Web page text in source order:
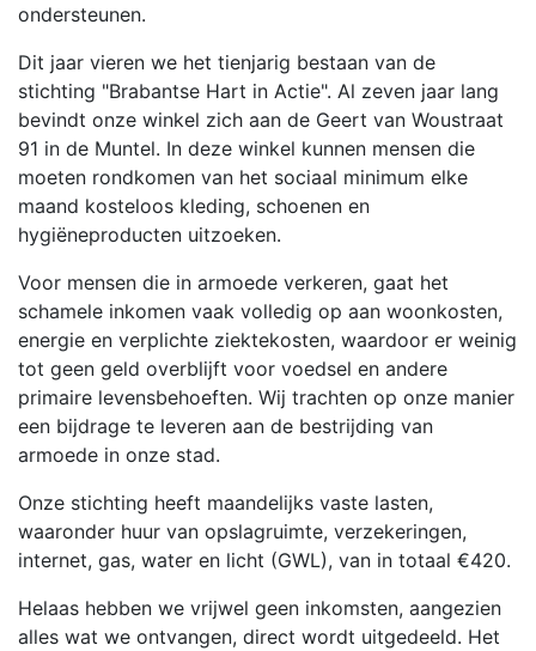
ondersteunen.
Dit jaar vieren we het tienjarig bestaan van de
stichting "Brabantse Hart in Actie". Al zeven jaar lang
bevindt onze winkel zich aan de Geert van Woustraat
91 in de Muntel. In deze winkel kunnen mensen die
moeten rondkomen van het sociaal minimum elke
maand kosteloos kleding, schoenen en
hygiëneproducten uitzoeken.
Voor mensen die in armoede verkeren, gaat het
schamele inkomen vaak volledig op aan woonkosten,
energie en verplichte ziektekosten, waardoor er weinig
tot geen geld overblijft voor voedsel en andere
primaire levensbehoeften. Wij trachten op onze manier
een bijdrage te leveren aan de bestrijding van
armoede in onze stad.
Onze stichting heeft maandelijks vaste lasten,
waaronder huur van opslagruimte, verzekeringen,
internet, gas, water en licht (GWL), van in totaal €420.
Helaas hebben we vrijwel geen inkomsten, aangezien
alles wat we ontvangen, direct wordt uitgedeeld. Het